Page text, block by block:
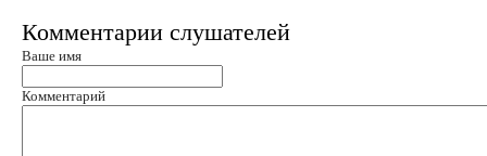
Комментарии слушателей
Ваше имя
Комментарий